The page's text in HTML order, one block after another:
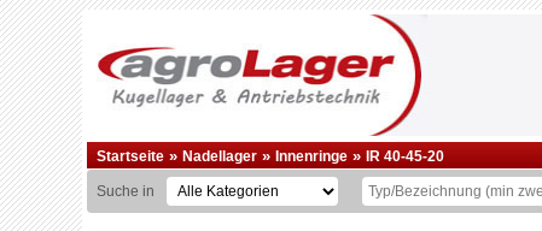
Startseite » Nadellager » Innenringe » IR 40-45-20
Suche in